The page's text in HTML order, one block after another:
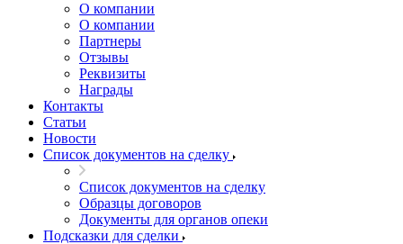
О компании
О компании
Партнеры
Отзывы
Реквизиты
Награды
Контакты
Статьи
Новости
Список документов на сделку
Список документов на сделку
Образцы договоров
Документы для органов опеки
Подсказки для сделки